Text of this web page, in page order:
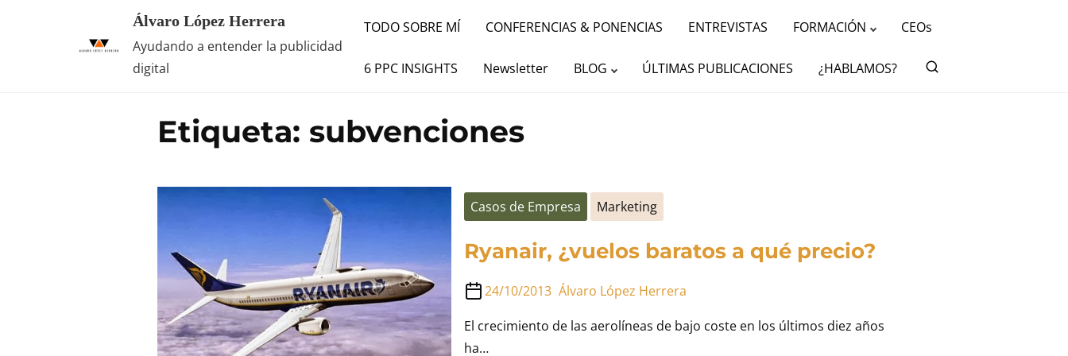
Álvaro López Herrera
Ayudando a entender la publicidad
digital
TODO SOBRE MÍ CONFERENCIAS & PONENCIAS ENTREVISTAS FORMACIÓN CEOs
6 PPC INSIGHTS Newsletter BLOG ÚLTIMAS PUBLICACIONES ¿HABLAMOS?
Etiqueta: subvenciones
Casos de Empresa Marketing
Ryanair, ¿vuelos baratos a qué precio?
24/10/2013 Álvaro López Herrera
El crecimiento de las aerolíneas de bajo coste en los últimos diez años
ha…